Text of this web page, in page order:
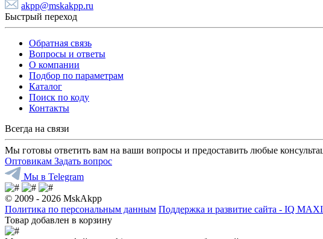
akpp@mskakpp.ru
Быстрый переход
Обратная связь
Вопросы и ответы
О компании
Подбор по параметрам
Каталог
Поиск по коду
Контакты
Всегда на связи
Мы готовы ответить вам на ваши вопросы и предоставить любые
Оптовикам Задать вопрос
Мы в Telegram
© 2009 - 2026 MskAkpp
Политика по персональным данным Поддержка и развитие сайта - IQ
Товар добавлен в корзину